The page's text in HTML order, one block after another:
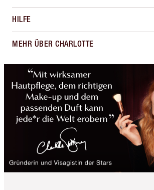
HILFE
MEHR ÜBER CHARLOTTE